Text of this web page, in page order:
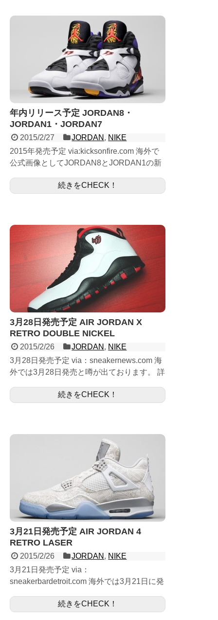
年内リリース予定 JORDAN8・
JORDAN1・JORDAN7
2015/2/27 JORDAN , NIKE
2015年発売予定 via:kicksonfire.com 海外で
公式画像としてJORDAN8とJORDAN1の新
黒とアクアについては久...
続きをCHECK！
3月28日発売予定 AIR JORDAN X
RETRO DOUBLE NICKEL
2015/2/26 JORDAN , NIKE
3月28日発売予定 via：sneakernews.com 海
外では3月28日発売と噂が出ております。 詳
いるので発売は間違いないでしょう。 ...
続きをCHECK！
3月21日発売予定 AIR JORDAN 4
RETRO LASER
2015/2/26 JORDAN , NIKE
3月21日発売予定 via：
sneakerbardetroit.com 海外では3月21日に発
との告知がありました。 30周年を記念して
続きをCHECK！